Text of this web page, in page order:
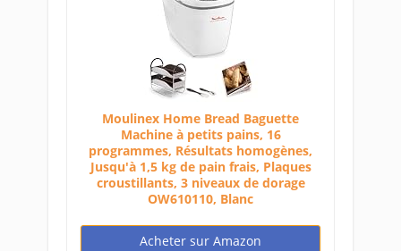
Moulinex Home Bread Baguette
Machine à petits pains, 16
programmes, Résultats homogènes,
Jusqu'à 1,5 kg de pain frais, Plaques
croustillants, 3 niveaux de dorage
OW610110, Blanc
Acheter sur Amazon